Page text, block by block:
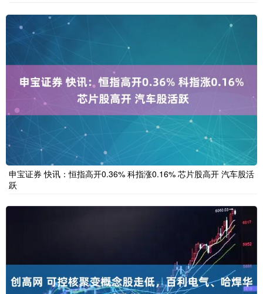
申宝证券 快讯：恒指高开0.36% 科指涨0.16% 芯片股高开 汽车股活
跃